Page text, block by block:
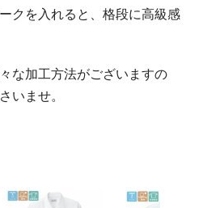
クを入れると、格段に高級感
な加工方法がございますの
いませ。